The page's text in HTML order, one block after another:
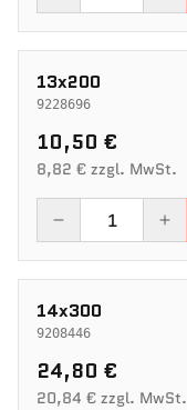
13x200
9228696
10,50 €
8,82 € zzgl. MwSt.
14x300
9208446
24,80 €
20,84 € zzgl. MwSt.